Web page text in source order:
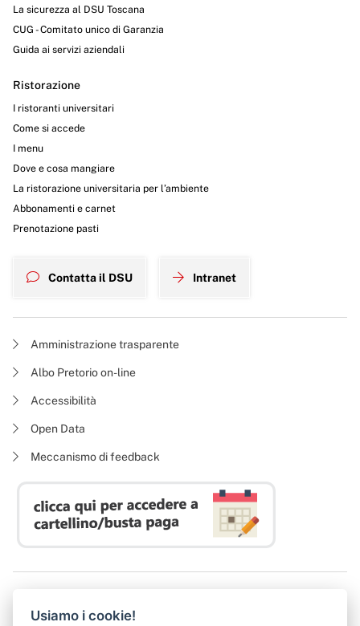
La sicurezza al DSU Toscana
CUG - Comitato unico di Garanzia
Guida ai servizi aziendali
Ristorazione
I ristoranti universitari
Come si accede
I menu
Dove e cosa mangiare
La ristorazione universitaria per l’ambiente
Abbonamenti e carnet
Prenotazione pasti
Contatta il DSU Intranet
Amministrazione trasparente
Albo Pretorio on-line
Accessibilità
Open Data
Meccanismo di feedback
P. I. 05913670484 | C. F. 94164020482
Usiamo i cookie!